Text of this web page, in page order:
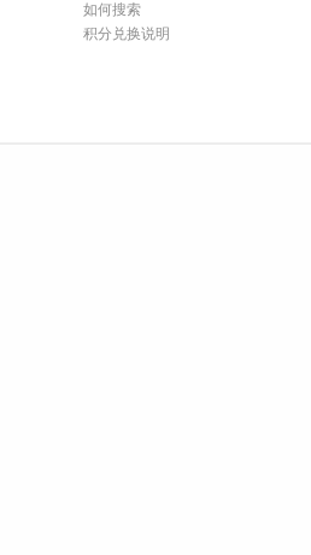
如何搜索
积分兑换说明